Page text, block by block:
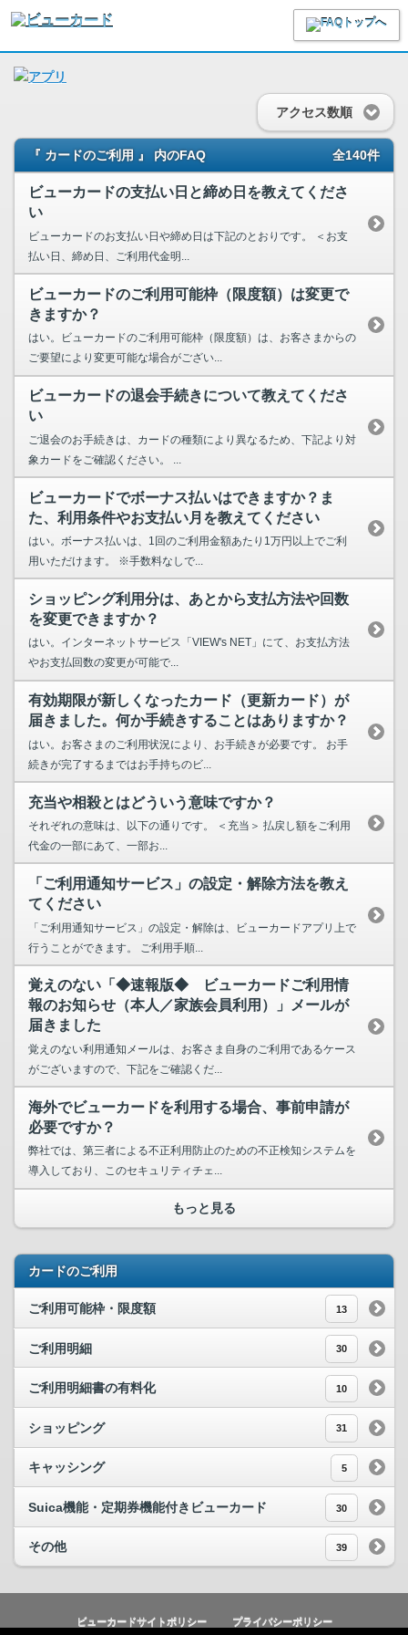
アクセス数順
『 カードのご利用 』 内のFAQ 全140件
ビューカードの支払い日と締め日を教えてくださ
い
ビューカードのお支払い日や締め日は下記のとおりです。 ＜お支
払い日、締め日、ご利用代金明...
ビューカードのご利用可能枠（限度額）は変更で
きますか？
はい。ビューカードのご利用可能枠（限度額）は、お客さまからの
ご要望により変更可能な場合がござい...
ビューカードの退会手続きについて教えてくださ
い
ご退会のお手続きは、カードの種類により異なるため、下記より対
象カードをご確認ください。 ...
ビューカードでボーナス払いはできますか？ま
た、利用条件やお支払い月を教えてください
はい。ボーナス払いは、1回のご利用金額あたり1万円以上でご利
用いただけます。 ※手数料なしで...
ショッピング利用分は、あとから支払方法や回数
を変更できますか？
はい。インターネットサービス「VIEW's NET」にて、お支払方法
やお支払回数の変更が可能で...
有効期限が新しくなったカード（更新カード）が
届きました。何か手続きすることはありますか？
はい。お客さまのご利用状況により、お手続きが必要です。 お手
続きが完了するまではお手持ちのビ...
充当や相殺とはどういう意味ですか？
それぞれの意味は、以下の通りです。 ＜充当＞ 払戻し額をご利用
代金の一部にあて、一部お...
「ご利用通知サービス」の設定・解除方法を教え
てください
「ご利用通知サービス」の設定・解除は、ビューカードアプリ上で
行うことができます。 ご利用手順...
覚えのない「◆速報版◆ ビューカードご利用情
報のお知らせ（本人／家族会員利用）」メールが
届きました
覚えのない利用通知メールは、お客さま自身のご利用であるケース
がございますので、下記をご確認くだ...
海外でビューカードを利用する場合、事前申請が
必要ですか？
弊社では、第三者による不正利用防止のための不正検知システムを
導入しており、このセキュリティチェ...
もっと見る
カードのご利用
ご利用可能枠・限度額 13
ご利用明細 30
ご利用明細書の有料化 10
ショッピング 31
キャッシング 5
Suica機能・定期券機能付きビューカード 30
その他 39
ビューカードサイトポリシー プライバシーポリシー